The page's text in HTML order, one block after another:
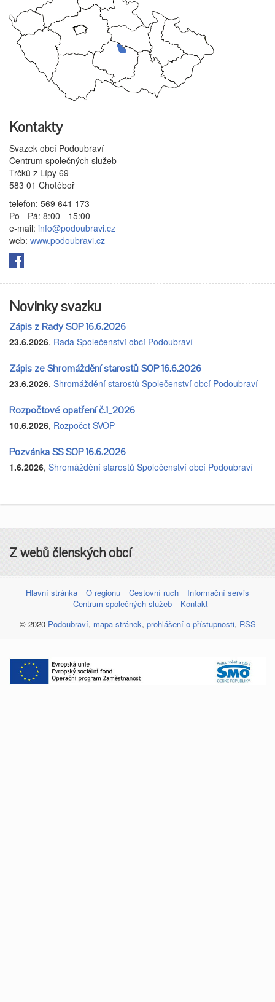
Kontakty
Svazek obcí Podoubraví
Centrum společných služeb
Trčků z Lípy 69
583 01 Chotěboř
telefon: 569 641 173
Po - Pá: 8:00 - 15:00
e-mail: info@podoubravi.cz
web: www.podoubravi.cz
Novinky svazku
Zápis z Rady SOP 16.6.2026
23.6.2026, Rada Společenství obcí Podoubraví
Zápis ze Shromáždění starostů SOP 16.6.2026
23.6.2026, Shromáždění starostů Společenství obcí Podoubraví
Rozpočtové opatření č.1_2026
10.6.2026, Rozpočet SVOP
Pozvánka SS SOP 16.6.2026
1.6.2026, Shromáždění starostů Společenství obcí Podoubraví
Z webů členských obcí
Hlavní stránka O regionu Cestovní ruch
Informační servis
Centrum společných služeb
Kontakt
© 2020 Podoubraví, mapa stránek, prohlášení o přístupnosti, RSS